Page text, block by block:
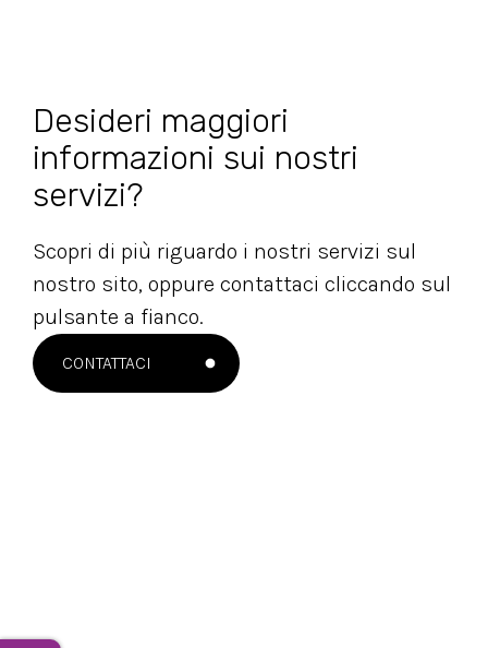
Desideri maggiori
informazioni sui nostri
servizi?
Scopri di più riguardo i nostri servizi sul
nostro sito, oppure contattaci cliccando sul
pulsante a fianco.
CONTATTACI